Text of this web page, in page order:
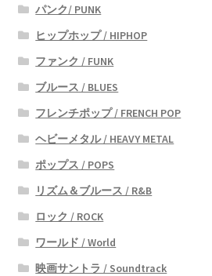
パンク/ PUNK
ヒップホップ / HIPHOP
ファンク / FUNK
ブルース / BLUES
フレンチポップ / FRENCH POP
ヘビーメタル / HEAVY METAL
ポップス / POPS
リズム＆ブルース / R&B
ロック / ROCK
ワールド / World
映画サントラ / Soundtrack